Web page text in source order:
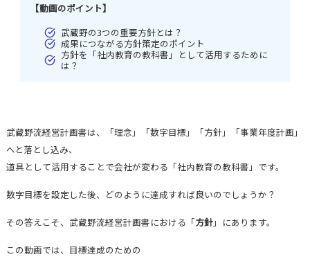
【動画のポイント】
武蔵野の3つの重要方針とは？
成果につながる方針策定のポイント
方針を「社内教育の教科書」として活用するために
は？
武蔵野流経営計画書は、「理念」「数字目標」「方針」「事業年度計画」
へと落とし込み、
道具として活用することで会社が変わる「社内教育の教科書」です。
数字目標を設定した後、どのように達成すれば良いのでしょうか？
その答えこそ、武蔵野流経営計画書における「方針」にあります。
この動画では、目標達成のための